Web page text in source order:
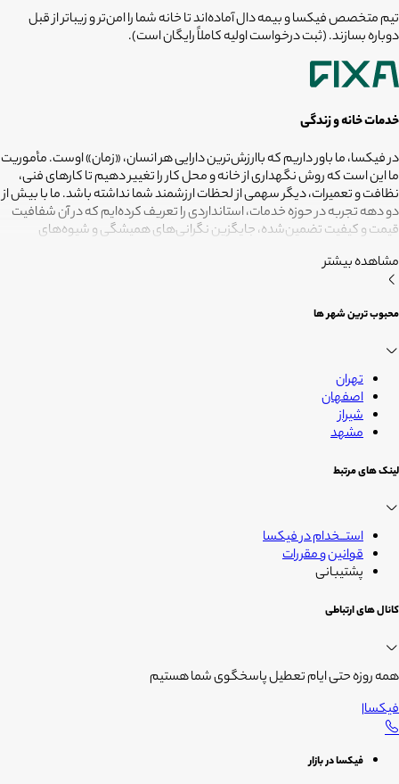
تیم متخصص فیکسا و بیمه دال آماده‌اند تا خانه شما را امن‌تر و زیباتر از قبل
دوباره بسازند. (ثبت درخواست اولیه کاملاً رایگان است).
خدمات خانه و زندگی
در فیکسا، ما باور داریم که باارزش‌ترین دارایی هر انسان، «زمان» اوست. مأموریت
ما این است که روش نگهداری از خانه و محل کار را تغییر دهیم تا کارهای فنی،
نظافت و تعمیرات، دیگر سهمی از لحظات ارزشمند شما نداشته باشد. ما با بیش از
دو دهه تجربه در حوزه خدمات، استانداردی را تعریف کرده‌ایم که در آن شفافیت
قیمت و کیفیت تضمین‌شده، جایگزین نگرانی‌های همیشگی و شیوه‌های
متخصصانی بسپاریم که از فیلترهای سخت‌گیرانه رد شده‌اند تا نتیجه نهایی،
دقیقاً همان فضای امن و بی‌دغدغه‌ای باشد که همیشه برای آرامش خود
آنکه شما فرصت بیشتری برای زندگی کردن داشته باشید؛ فیکسا، زمانی برای
مشاهده بیشتر
محبوب ترین شهر ها
تهران
اصفهان
شیراز
مشهد
لینک های مرتبط
استــخدام در فیکسا
قوانین و مقررات
پشتیبانی
کانال های ارتباطی
همه روزه حتی ایام تعطیل پاسخگوی شما هستیم
فیکسا|
فیکسا در بازار